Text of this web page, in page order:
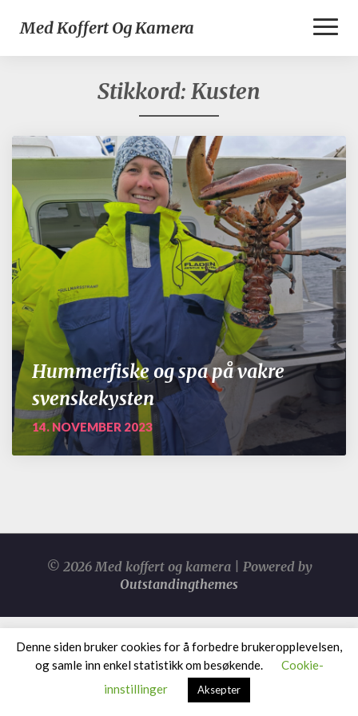
Med Koffert Og Kamera
Stikkord: Kusten
Hummerfiske og spa på vakre
svenskekysten
14. NOVEMBER 2023
© 2026 Med koffert og kamera | Powered by
Outstandingthemes
Denne siden bruker cookies for å forbedre brukeropplevelsen,
og samle inn enkel statistikk om besøkende.
Cookie-
innstillinger
Aksepter